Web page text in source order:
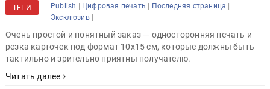
ТЕГИ Publish | Цифровая печать | Последняя страница |
Эксклюзив|
Очень простой и понятный заказ — односторонняя печать и
резка карточек под формат 10x15 см, которые должны быть
тактильно и зрительно приятны получателю.
Читать далее